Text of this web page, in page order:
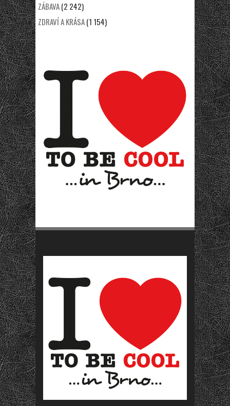
ZÁBAVA(2 242)
ZDRAVÍ A KRÁSA(1 154)